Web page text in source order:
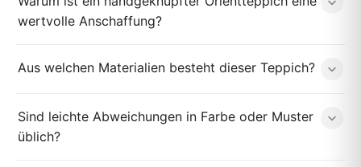
wertvolle Anschaffung?
Aus welchen Materialien besteht dieser Teppich?
Sind leichte Abweichungen in Farbe oder Muster
üblich?